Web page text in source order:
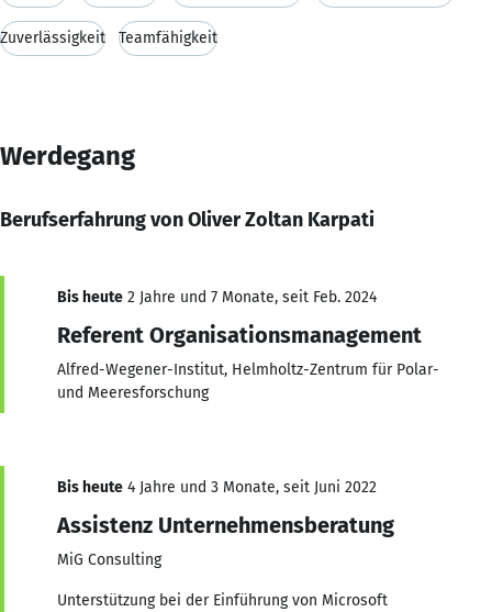
Zuverlässigkeit Teamfähigkeit
Werdegang
Berufserfahrung von Oliver Zoltan Karpati
Bis heute 2 Jahre und 7 Monate, seit Feb. 2024
Referent Organisationsmanagement
Alfred-Wegener-Institut, Helmholtz-Zentrum für Polar-
und Meeresforschung
Bis heute 4 Jahre und 3 Monate, seit Juni 2022
Assistenz Unternehmensberatung
MiG Consulting
Unterstützung bei der Einführung von Microsoft